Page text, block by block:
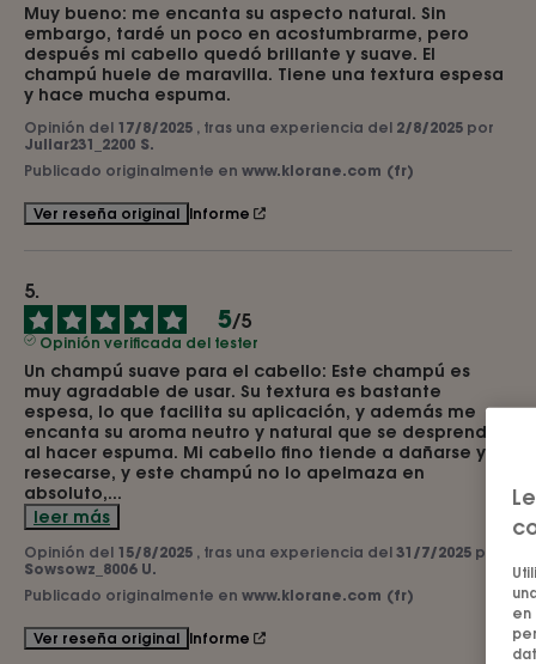
Muy bueno: me encanta su aspecto natural. Sin
embargo, tardé un poco en acostumbrarme, pero
después mi cabello quedó brillante y suave. El
champú huele de maravilla. Tiene una textura espesa
y hace mucha espuma.
Opinión del 17/8/2025 , tras una experiencia del 2/8/2025 por
Juliar231_2200 S.
Publicado originalmente en www.klorane.com (fr)
Ver reseña original Informe
5/5
Opinión verificada del tester
Un champú suave para el cabello: Este champú es
muy agradable de usar. Su textura es bastante
espesa, lo que facilita su aplicación, y además me
encanta su aroma neutro y natural que se desprende
al hacer espuma. Mi cabello fino tiende a dañarse y
resecarse, y este champú no lo apelmaza en
absoluto,...
leer más
Opinión del 15/8/2025 , tras una experiencia del 31/7/2025 por
Sowsowz_8006 U.
Publicado originalmente en www.klorane.com (fr)
Ver reseña original Informe
en